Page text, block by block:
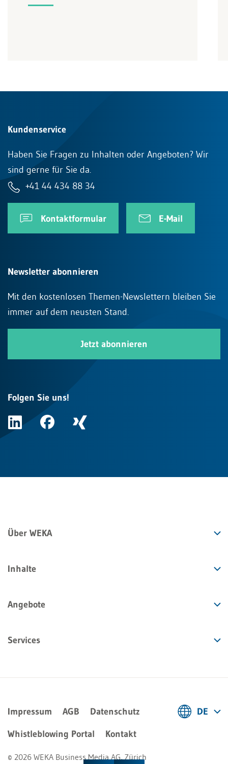
Kundenservice
Haben Sie Fragen zu Inhalten oder Angeboten? Wir
sind gerne für Sie da.
+41 44 434 88 34
Kontaktformular E-Mail
Newsletter abonnieren
Mit den kostenlosen Themen-Newslettern bleiben Sie
immer auf dem neusten Stand.
Jetzt abonnieren
Folgen Sie uns!
Über WEKA
Inhalte
Angebote
Services
Impressum AGB
Datenschutz
Whistleblowing Portal
Kontakt
© 2026 WEKA Business Media AG, Zürich
DE